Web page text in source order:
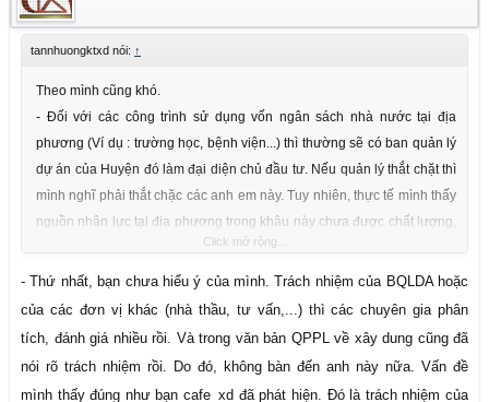
tannhuongktxd nói: ↑
Theo mình cũng khó.
- Đối với các công trình sử dụng vốn ngân sách nhà nước tại địa
phương (Ví dụ : trường học, bệnh viện...) thì thường sẽ có ban quản lý
dự án của Huyện đó làm đại diện chủ đầu tư. Nếu quản lý thắt chặt thì
mình nghĩ phải thắt chặc các anh em này. Tuy nhiên, thực tế mình thấy
nguồn nhân lực tại địa phương trong khâu này chưa được chất lượng,
chủ yếu là quen biết giới thiệu.
- Đối với các công trình ngoài vốn ngân sách, nếu các chủ đầu tư lớn
(Chẳng hạn May Nhà bè,...) thì họ cũng thành lập luôn một ban quản lý
Đôi lời đóng góp. Mong cả nhà mình chia sẽ
Click mở rộng...
- Thứ nhất, bạn chưa hiểu ý của mình. Trách nhiệm của BQLDA hoặc
của các đơn vị khác (nhà thầu, tư vấn,...) thì các chuyên gia phân
tích, đánh giá nhiều rồi. Và trong văn bản QPPL về xây dung cũng đã
nói rõ trách nhiệm rồi. Do đó, không bàn đến anh này nữa. Vấn đề
mình thấy đúng như bạn cafe_xd đã phát hiện. Đó là trách nhiệm của